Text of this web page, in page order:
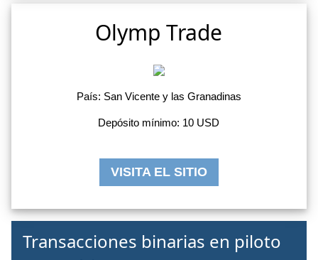
Olymp Trade
País: San Vicente y las Granadinas
Depósito mínimo: 10 USD
VISITA EL SITIO
Transacciones binarias en piloto